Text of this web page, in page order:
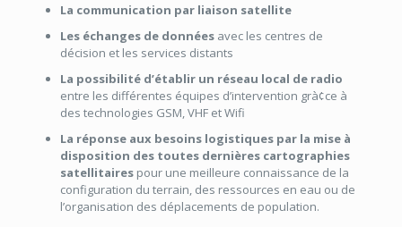
La communication par liaison satellite
Les échanges de donnéesavec les centres de
décision et les services distants
La possibilité d’établir un réseau local de radio
entre les différentes équipes d’intervention grà¢ce à
des technologies GSM, VHF et Wifi
La réponse aux besoins logistiques par la mise à
disposition des toutes dernières cartographies
satellitairespour une meilleure connaissance de la
configuration du terrain, des ressources en eau ou de
l’organisation des déplacements de population.